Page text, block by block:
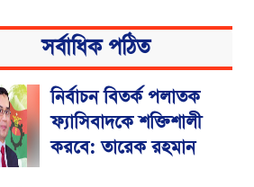
সর্বাধিক পঠিত
নির্বাচন বিতর্ক পলাতক
ফ্যাসিবাদকে শক্তিশালী
করবে: তারেক রহমান